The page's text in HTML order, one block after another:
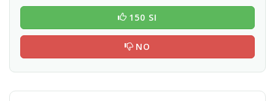
150 SI
NO